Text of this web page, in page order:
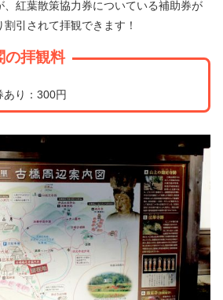
紅葉散策協力券についている補助券が
引されて拝観できます！
の拝観料
り：300円